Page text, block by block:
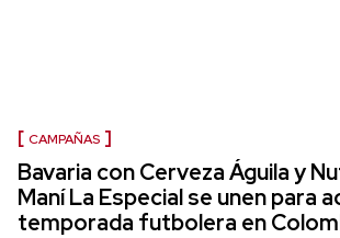
CAMPAÑAS
Bavaria con Cerveza Águila y
Maní La Especial se unen para
temporada futbolera en